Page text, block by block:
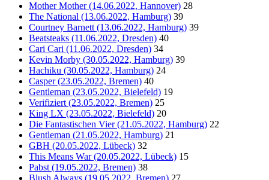
Mother Mother (14.06.2022, Hannover) 28
The National (13.06.2022, Hamburg) 39
Courtney Barnett (13.06.2022, Hamburg) 39
Beatsteaks (11.06.2022, Dresden) 40
Cari Cari (11.06.2022, Dresden) 34
Kevin Morby (30.05.2022, Hamburg) 39
Hachiku (30.05.2022, Hamburg) 24
Casper (23.05.2022, Bremen) 40
Gentleman (23.05.2022, Bielefeld) 19
Verifiziert (23.05.2022, Bremen) 25
King LX (23.05.2022, Bielefeld) 20
Die Fantastischen Vier (21.05.2022, Hamburg) 22
Gentleman (21.05.2022, Hamburg) 21
GBH (20.05.2022, Lübeck) 32
This Means War (20.05.2022, Lübeck) 15
Pabst (19.05.2022, Bremen) 38
Blush Always (19.05.2022, Bremen) 27